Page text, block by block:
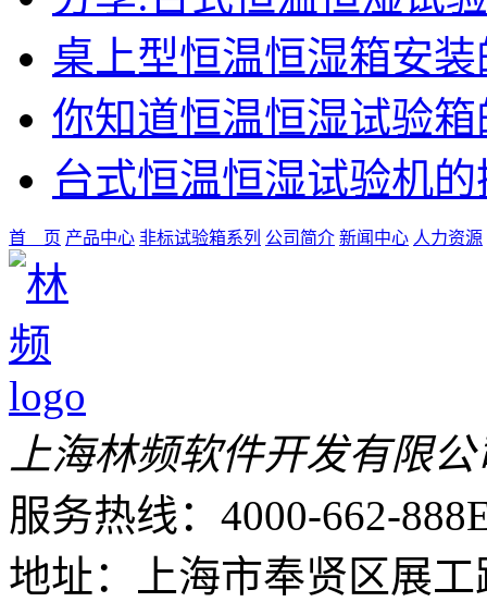
桌上型恒温恒湿箱安
你知道恒温恒湿试验
台式恒温恒湿试验机
首 页 产品中心 非标试验箱系列 公司简介 新闻中心 人力资源
上海林频软件开发有限公
服务热线：4000-662-888
地址：上海市奉贤区展工